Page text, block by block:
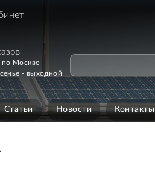
по Москве
- выходной
Статьи Новости Контакты